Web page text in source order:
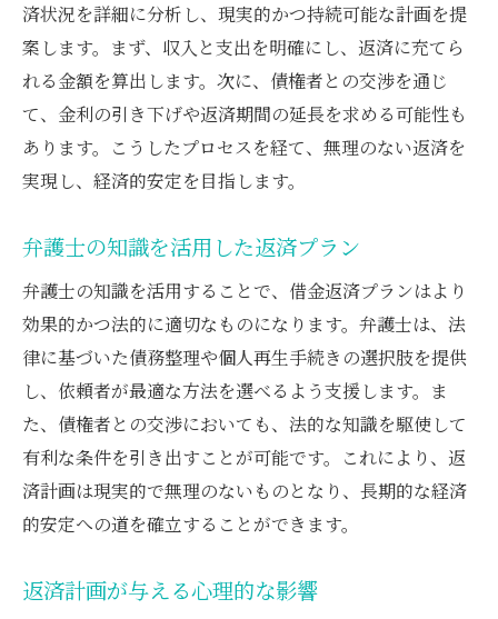
済状況を詳細に分析し、現実的かつ持続可能な計画を提
案します。まず、収入と支出を明確にし、返済に充てら
れる金額を算出します。次に、債権者との交渉を通じ
て、金利の引き下げや返済期間の延長を求める可能性も
あります。こうしたプロセスを経て、無理のない返済を
実現し、経済的安定を目指します。
弁護士の知識を活用した返済プラン
弁護士の知識を活用することで、借金返済プランはより
効果的かつ法的に適切なものになります。弁護士は、法
律に基づいた債務整理や個人再生手続きの選択肢を提供
し、依頼者が最適な方法を選べるよう支援します。ま
た、債権者との交渉においても、法的な知識を駆使して
有利な条件を引き出すことが可能です。これにより、返
済計画は現実的で無理のないものとなり、長期的な経済
的安定への道を確立することができます。
返済計画が与える心理的な影響